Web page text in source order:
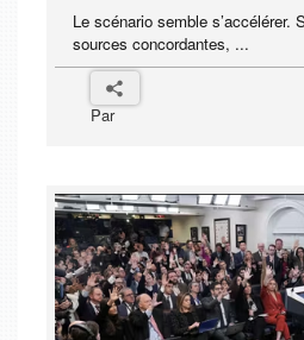
Le scénario semble s’accélérer.
sources concordantes, ...
Par